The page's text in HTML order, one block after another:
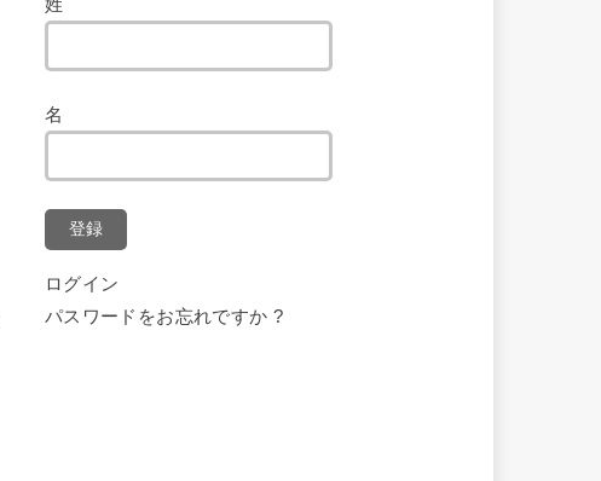
姓
名
登録
ログイン
パスワードをお忘れですか ?